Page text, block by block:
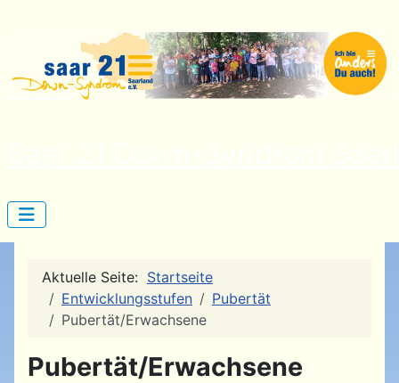
Aktuelle Seite: Startseite
Entwicklungsstufen
Pubertät
Pubertät/Erwachsene
Pubertät/Erwachsene